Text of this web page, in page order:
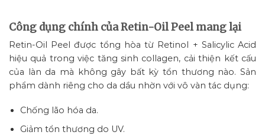
Công dụng chính của Retin-Oil Peel mang lại
Retin-Oil Peel được tổng hòa từ Retinol + Salicylic Acid
hiệu quả trong việc tăng sinh collagen, cải thiện kết cấu
của làn da mà không gây bất kỳ tổn thương nào. Sản
phẩm dành riêng cho da dầu nhờn với vô vàn tác dụng:
Chống lão hóa da.
Giảm tổn thương do UV.